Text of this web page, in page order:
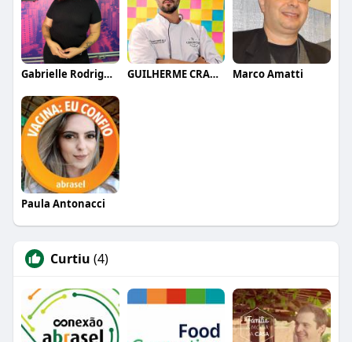
Gabrielle Rodrigues GUILHERME CRAMER BALLE Marco Amatti
Paula Antonacci
Curtiu (4)